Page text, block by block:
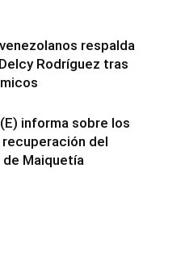
respalda
Rodríguez tras
informa sobre los
del
Maiquetía